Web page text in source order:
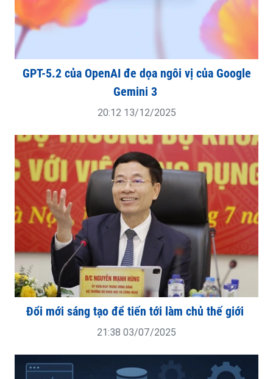
GPT-5.2 của OpenAI đe dọa ngôi vị của Google
Gemini 3
20:12 13/12/2025
Đổi mới sáng tạo để tiến tới làm chủ thế giới
21:38 03/07/2025